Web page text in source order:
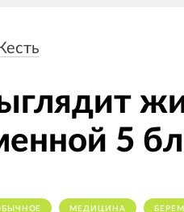
5
МЕДИЦИНА